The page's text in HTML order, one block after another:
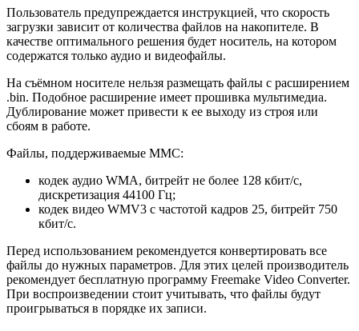
Пользователь предупреждается инструкцией, что скорость
загрузки зависит от количества файлов на накопителе. В
качестве оптимального решения будет носитель, на котором
содержатся только аудио и видеофайлы.
На съёмном носителе нельзя размещать файлы с расширением
.bin. Подобное расширение имеет прошивка мультимедиа.
Дублирование может привести к ее выходу из строя или
сбоям в работе.
Файлы, поддерживаемые ММС:
кодек аудио WMA, битрейт не более 128 кбит/с,
дискретизация 44100 Гц;
кодек видео WMV3 с частотой кадров 25, битрейт 750
кбит/с.
Перед использованием рекомендуется конвертировать все
файлы до нужных параметров. Для этих целей производитель
рекомендует бесплатную программу Freemake Video Converter.
При воспроизведении стоит учитывать, что файлы будут
проигрываться в порядке их записи.